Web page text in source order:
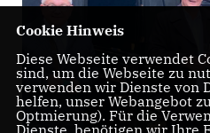
Cookie Hinweis
Diese Webseite verwendet
sind, um die Webseite zu
verwenden wir Dienste von
helfen, unser Webangebot
Optmierung). Für die
Dienste, benötigen wir Ihre